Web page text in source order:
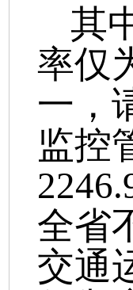
其
率仅
一，
监控
全省
交通